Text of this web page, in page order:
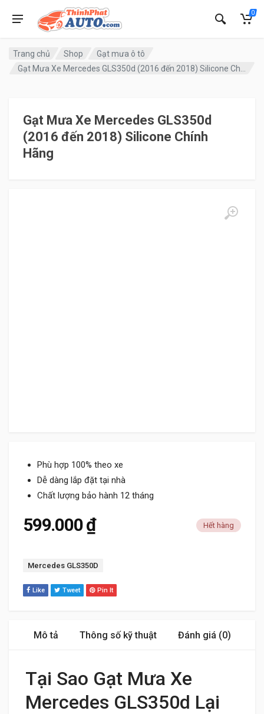
0
Trang chủ Shop
Gạt mưa ô tô
Gạt Mưa Xe Mercedes GLS350d
(2016 đến 2018) Silicone Chính
Hãng
Phù hợp 100% theo xe
Dễ dàng lắp đặt tại nhà
Chất lượng bảo hành 12 tháng
599.000₫ Hết hàng
Tag:
Mercedes GLS350D
Like Tweet Pin It
Mô tả Thông số kỹ thuật Đánh giá (0)
Tại Sao Gạt Mưa Xe
Mercedes GLS350d Lại